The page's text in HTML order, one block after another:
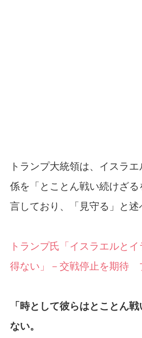
トランプ大統領は、イスラ
係を「とことん戦い続けざ
言しており、「見守る」と述
トランプ氏「イスラエルと
得ない」－交戦停止を期待
「時として彼らはとことん
ない。